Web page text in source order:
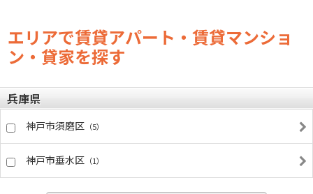
エリアで賃貸アパート・賃貸マンショ
ン・貸家を探す
兵庫県
神戸市須磨区 （5）
神戸市垂水区 （1）